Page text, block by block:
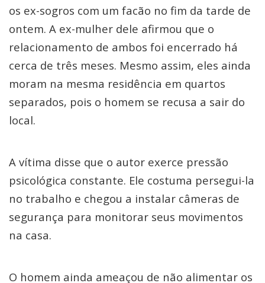
os ex-sogros com um facão no fim da tarde de
ontem. A ex-mulher dele afirmou que o
relacionamento de ambos foi encerrado há
cerca de três meses. Mesmo assim, eles ainda
moram na mesma residência em quartos
separados, pois o homem se recusa a sair do
local.
A vítima disse que o autor exerce pressão
psicológica constante. Ele costuma persegui-la
no trabalho e chegou a instalar câmeras de
segurança para monitorar seus movimentos
na casa.
O homem ainda ameaçou de não alimentar os